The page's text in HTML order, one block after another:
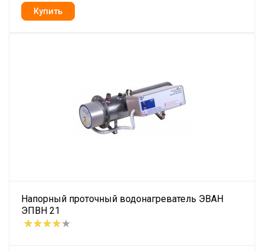
Напорный проточный водонагреватель ЭВАН
ЭПВН 21